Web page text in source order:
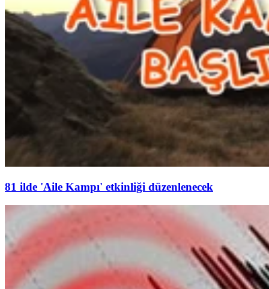
81 ilde 'Aile Kampı' etkinliği düzenlenecek